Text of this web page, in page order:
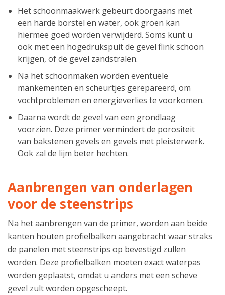
Het schoonmaakwerk gebeurt doorgaans met
een harde borstel en water, ook groen kan
hiermee goed worden verwijderd. Soms kunt u
ook met een hogedrukspuit de gevel flink schoon
krijgen, of de gevel zandstralen.
Na het schoonmaken worden eventuele
mankementen en scheurtjes gerepareerd, om
vochtproblemen en energieverlies te voorkomen.
Daarna wordt de gevel van een grondlaag
voorzien. Deze primer vermindert de porositeit
van bakstenen gevels en gevels met pleisterwerk.
Ook zal de lijm beter hechten.
Aanbrengen van onderlagen
voor de steenstrips
Na het aanbrengen van de primer, worden aan beide
kanten houten profielbalken aangebracht waar straks
de panelen met steenstrips op bevestigd zullen
worden. Deze profielbalken moeten exact waterpas
worden geplaatst, omdat u anders met een scheve
gevel zult worden opgescheept.